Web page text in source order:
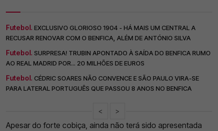
Futebol. EXCLUSIVO GLORIOSO 1904 - HÁ MAIS UM CENTRAL A
RECUSAR RENOVAR COM O BENFICA, ALÉM DE ANTÓNIO SILVA
Futebol. SURPRESA! TRUBIN APONTADO À SAÍDA DO BENFICA RUMO
AO REAL MADRID POR... 20 MILHÕES DE EUROS
Futebol. CÉDRIC SOARES NÃO CONVENCE E SÃO PAULO VIRA-SE
PARA LATERAL PORTUGUÊS QUE PASSOU 8 ANOS NO BENFICA
< >
Apesar do forte cobiça, ainda não terá sido apresentada